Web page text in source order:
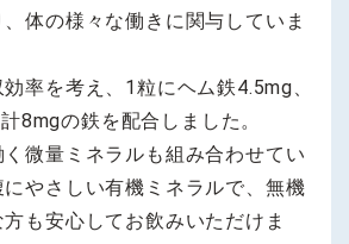
体の様々な働きに関与していま
効率を考え、1粒にヘム鉄4.5mg、
8mgの鉄を配合しました。
微量ミネラルも組み合わせてい
にやさしい有機ミネラルで、無機
も安心してお飲みいただけま